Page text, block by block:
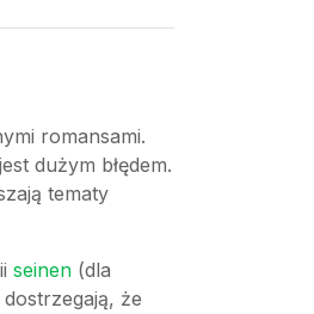
romansami.
dużym błędem.
tematy
seinen (dla
że